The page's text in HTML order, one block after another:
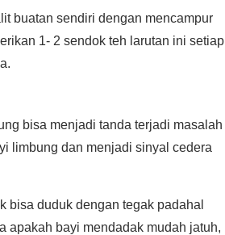
buatan sendiri dengan mencampur
1- 2 sendok teh larutan ini setiap
bisa menjadi tanda terjadi masalah
limbung dan menjadi sinyal cedera
bisa duduk dengan tegak padahal
apakah bayi mendadak mudah jatuh,